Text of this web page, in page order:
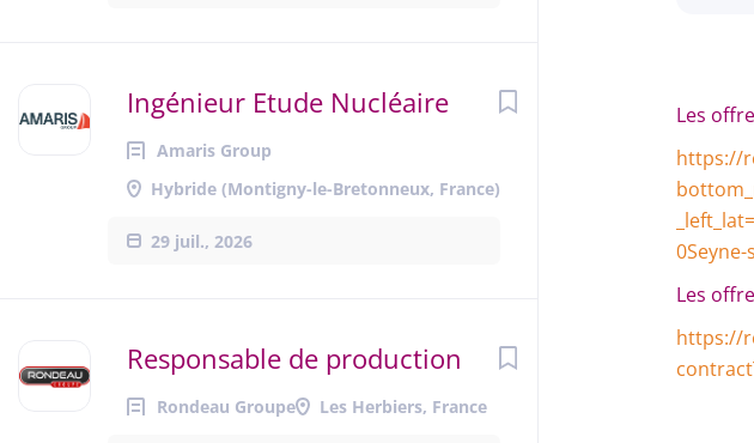
Ingénieur Etude Nucléaire
Amaris Group
Hybride (Montigny-le-Bretonneux, France)
29 juil., 2026
Responsable de production
Rondeau Groupe Les Herbiers, France
Les
https://
Les
https://